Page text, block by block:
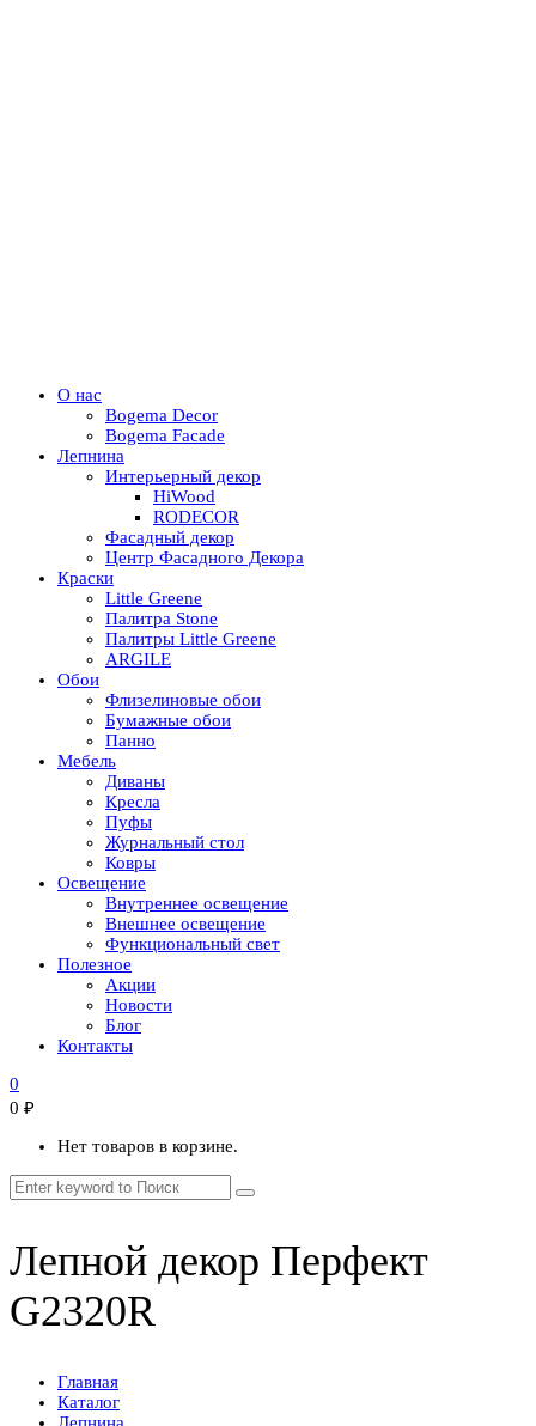
О нас
Bogema Decor
Bogema Facade
Лепнина
Интерьерный декор
HiWood
RODECOR
Фасадный декор
Центр Фасадного Декора
Краски
Little Greene
Палитра Stone
Палитры Little Greene
ARGILE
Обои
Флизелиновые обои
Бумажные обои
Панно
Мебель
Диваны
Кресла
Пуфы
Журнальный стол
Ковры
Освещение
Внутреннее освещение
Внешнее освещение
Функциональный свет
Полезное
Акции
Новости
Блог
Контакты
0
0 ₽
Нет товаров в корзине.
Лепной декор Перфект
G2320R
Главная
Каталог
Лепнина